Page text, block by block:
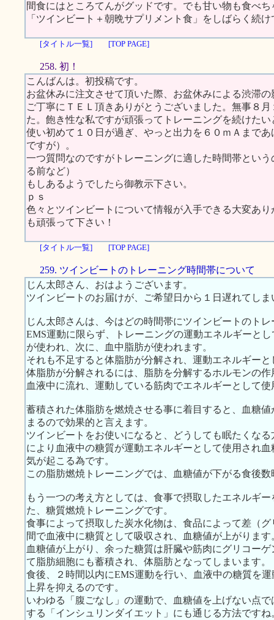
間食にはところてんがグッドです。でも甘い物も食べ
「ツインビート＋朝晩サプリメント食」をしばらく続
[タイトル一覧] [TOP PAGE]
258. 初！
こんばんは。初投稿です。
お盆休みに注文させて頂いた際、お盆休みによる渋滞
ご丁寧にＴＥＬ頂きありがとうございました。無事８
た。飽き性な私ですが頑張ってトレーニングを続けた
使い初めて１０日が過ぎ、やっと出力を６０ｍＡまで
ですが）。
一つ質問なのですがトレーニングに適した時間帯とい
る前など）
もしあるようでしたら御教示下さい。
ｐｓ
色々とツインビートについて情報が入手できる大変あ
も頑張って下さい！
[タイトル一覧] [TOP PAGE]
259. ツインビートのトレーニング時間帯について
じん太郎さん、おはようございます。
ツインビートのお届けが、ご希望日から１日遅れてし
じん太郎さんは、今はどの時間帯にツインビートのト
EMS運動に限らず、トレーニングの運動エネルギーと
が使われ、次に、血中脂肪が使われます。
それも不足すると体脂肪が分解され、運動エネルギー
体脂肪が分解されるには、脂肪を分解するホルモンの
血液中に流れ、運動している筋肉でエネルギーとして
蓄積された体脂肪を燃焼させる事に着目すると、血糖
まるので効果的と言えます。
ツインビートをお使いになると、どうしても眠たくな
により血液中の糖質が運動エネルギーとして使用され
気が起こる為です。
この脂肪燃焼トレーニングでは、血糖値が下がる食後
もう一つの考え方としては、食事で摂取したエネルギ
た、糖質燃焼トレーニングです。
食事によって摂取した炭水化物は、食品によって差（
間で血液中に糖質として吸収され、血糖値が上がります
血糖値が上がり、余った糖質は肝臓や筋肉にグリコー
て脂肪細胞にも蓄積され、体脂肪となってしまいます。
食後、２時間以内にEMS運動を行い、血液中の糖質を
上昇を抑えるのです。
いわゆる「腹ごなし」の運動で、血糖値を上げない点
する「インシュリンダイエット」にも通じる方法ですね